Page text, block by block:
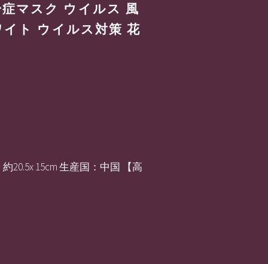
マスク ウイルス 風
ト ウイルス対策 花
15cm 生産国：中国 【高